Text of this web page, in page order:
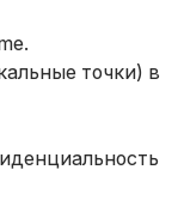
точки) в